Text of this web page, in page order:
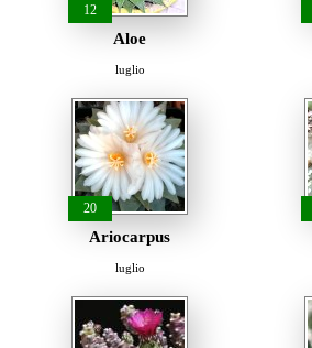
12
Aloe
luglio
20
Ariocarpus
luglio